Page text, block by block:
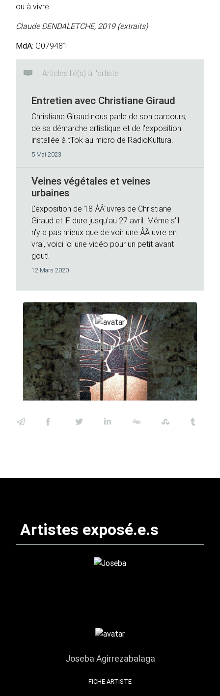
ou à vivre.
Claude DENDALETCHE, 2019 (extraits)
MdA: G079481
Articles lié(s) à l'artiste
Entretien avec Christiane Giraud
Christiane Giraud nous parle de son parcours,
de sa démarche artistique et de l'exposition
installée à tTok au micro de RadioKultura.
5 Mai 2023
Veines végétales et veines
urbaines
L'exposition de 18 ÅÂ"uvres de Christiane
Giraud et iF dure jusqu'au 27 avril. Même s'il
n'y a pas mieux que de voir une ÅÂ"uvre en
vrai, voici ici une vidéo pour un petit avant
gout!
12 Mars 2020
Christiane Giraud
Artistes exposé.e.s
Joseba Agirrezabalaga
FICHE ARTISTE